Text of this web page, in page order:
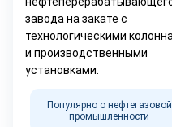
Популярно о нефтегазовой
промышленности